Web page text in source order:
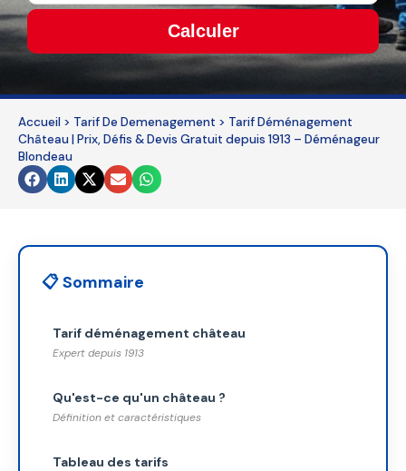
Calculer
field
should
be
left
blank
Accueil > Tarif De Demenagement > Tarif Déménagement
Château | Prix, Défis & Devis Gratuit depuis 1913 – Déménageur
Blondeau
📋 Sommaire
Tarif déménagement château
Expert depuis 1913
Qu'est-ce qu'un château ?
Définition et caractéristiques
Tableau des tarifs